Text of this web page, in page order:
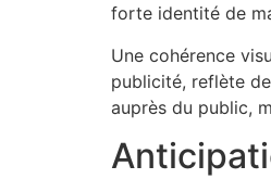
forte identité de
Une cohérence
publicité, reflète
auprès du public,